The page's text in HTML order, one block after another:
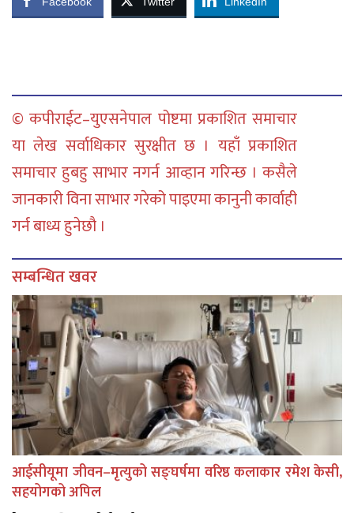
© कपीराईट–युएसनेपाल पोष्टमा प्रकाशित समाचार
या लेख सर्वाधिकार सुरक्षीत छ । यहाँ प्रकाशित
समाचार हुबहु साभार नगर्न आव्हान गरिन्छ । कसैले
जानकारी विना साभार गरेको पाइएमा कानुनी कार्वाही
गर्न बाध्य हुनेछौ ।
सम्बन्धित खवर
आईसीयूमा जीवन–मृत्युको सङ्घर्षमा वरिष्ठ कलाकार रमेश केसी,
सहयोगको अपिल